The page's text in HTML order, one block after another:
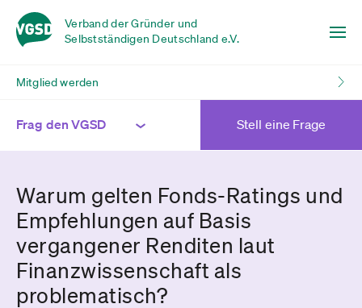
Verband der Gründer und
Selbstständigen Deutschland e.V.
Mitglied werden
Frag den VGSD Stell eine Frage
Warum gelten Fonds-Ratings und
Empfehlungen auf Basis
vergangener Renditen laut
Finanzwissenschaft als
problematisch?